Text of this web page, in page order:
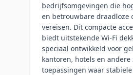
bedrijfsomgevingen die
en betrouwbare draadloze
vereisen. Dit compacte
biedt uitstekende Wi-Fi
speciaal ontwikkeld voor
kantoren, hotels en andere
toepassingen waar